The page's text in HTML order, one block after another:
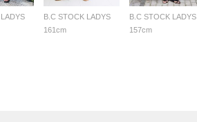
B.C STOCK LADYS
161cm
B.C STOCK LADYS
157cm